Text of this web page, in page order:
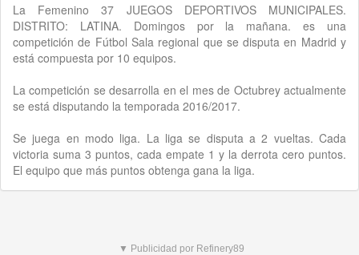
La Femenino 37 JUEGOS DEPORTIVOS MUNICIPALES.
DISTRITO: LATINA. Domingos por la mañana. es una
competición de Fútbol Sala regional que se disputa en Madrid y
está compuesta por 10 equipos.
La competición se desarrolla en el mes de Octubrey actualmente
se está disputando la temporada 2016/2017.
Se juega en modo liga. La liga se disputa a 2 vueltas. Cada
victoria suma 3 puntos, cada empate 1 y la derrota cero puntos.
El equipo que más puntos obtenga gana la liga.
▼ Publicidad por Refinery89